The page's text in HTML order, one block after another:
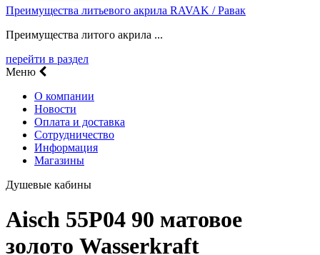
Преимущества литьевого акрила RAVAK / Равак
Преимущества литого акрила ...
перейти в раздел
Меню
О компании
Новости
Оплата и доставка
Сотрудничество
Информация
Магазины
Душевые кабины
Aisch 55P04 90 матовое
золото Wasserkraft